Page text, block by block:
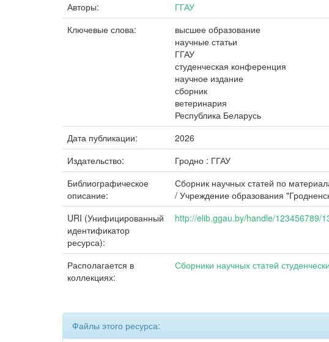
Авторы:
ГГАУ
Ключевые слова:
высшее образование
научные статьи
ГГАУ
студенческая конференция
научное издание
сборник
ветеринария
Республика Беларусь
Дата публикации:
2026
Издательство:
Гродно : ГГАУ
Библиографическое
описание:
Сборник научных статей по
/ Учреждение образования
URI (Унифицированный
идентификатор
ресурса):
http://elib.ggau.by/handle/123456789/
Располагается в
коллекциях:
Сборники научных статей
Файлы этого ресурса: